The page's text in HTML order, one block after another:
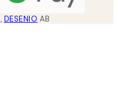
, DESENIO AB